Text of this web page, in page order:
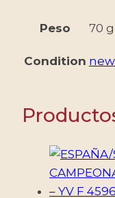
1
MINT
Peso 70 g
Condition new